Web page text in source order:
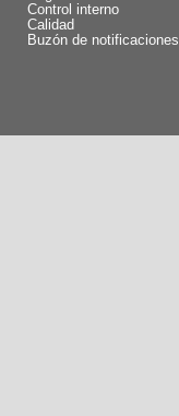
Control interno
Calidad
Buzón de notificaciones